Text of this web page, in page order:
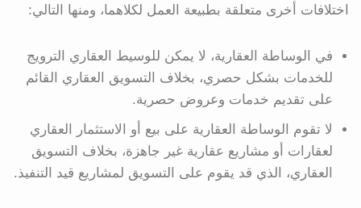
اختلافات أخرى متعلقة بطبيعة العمل لكلاهما، ومنها التالي:
في الوساطة العقارية، لا يمكن للوسيط العقاري الترويج
للخدمات بشكل حصري، بخلاف التسويق العقاري القائم
على تقديم خدمات وعروض حصرية.
لا تقوم الوساطة العقارية على بيع أو الاستثمار العقاري
لعقارات أو مشاريع عقارية غير جاهزة، بخلاف التسويق
العقاري، الذي قد يقوم على التسويق لمشاريع قيد التنفيذ.